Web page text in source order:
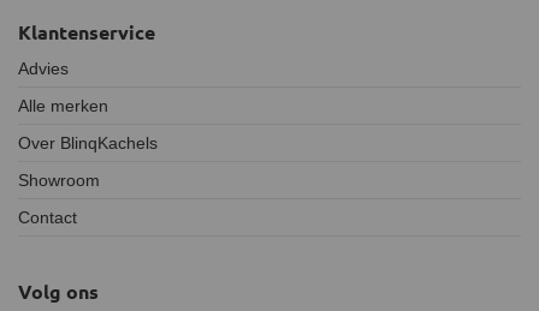
Klantenservice
Advies
Alle merken
Over BlinqKachels
Showroom
Contact
Volg ons